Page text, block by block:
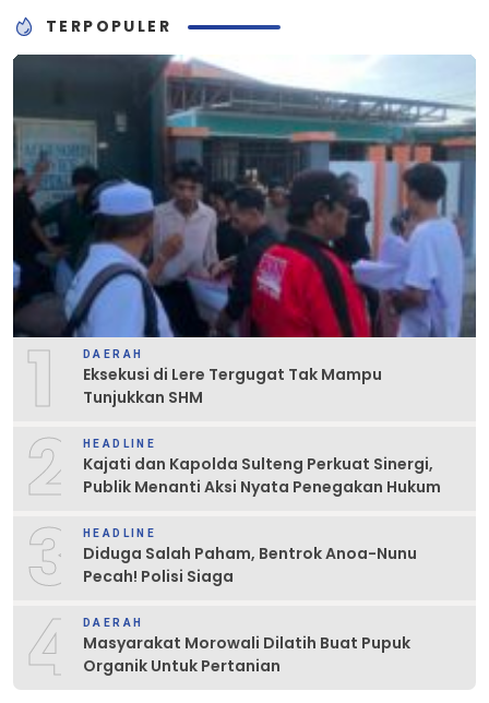
TERPOPULER
1 DAERAH
Eksekusi di Lere Tergugat Tak Mampu
Tunjukkan SHM
2 HEADLINE
Kajati dan Kapolda Sulteng Perkuat Sinergi,
Publik Menanti Aksi Nyata Penegakan Hukum
3 HEADLINE
Diduga Salah Paham, Bentrok Anoa-Nunu
Pecah! Polisi Siaga
4 DAERAH
Masyarakat Morowali Dilatih Buat Pupuk
Organik Untuk Pertanian